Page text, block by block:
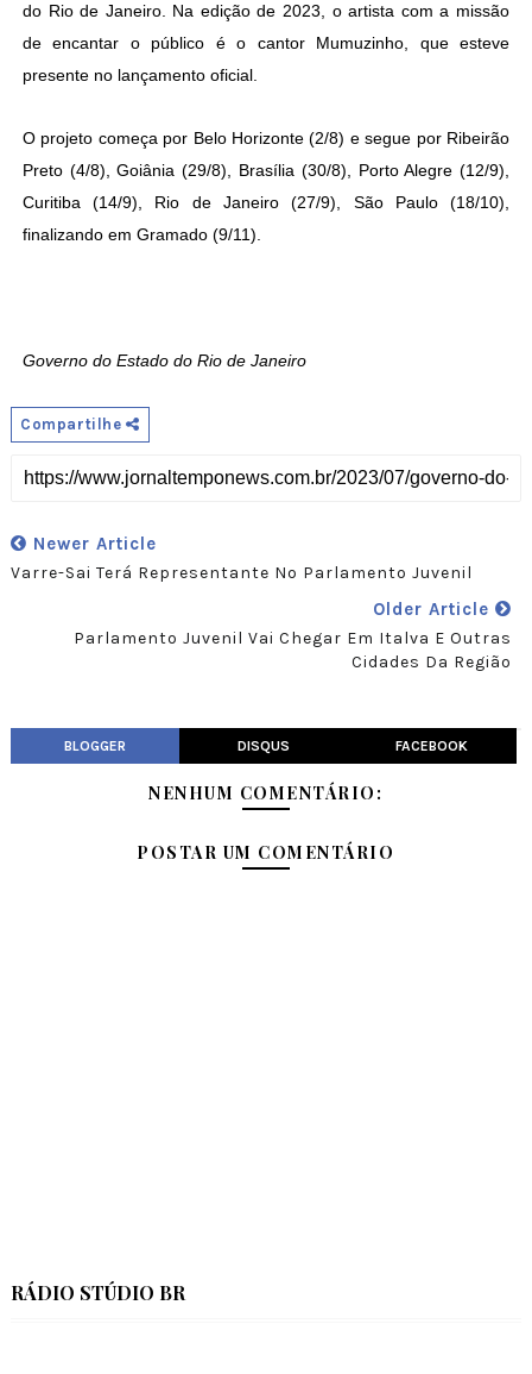
do Rio de Janeiro. Na edição de 2023, o artista com a missão
de encantar o público é o cantor Mumuzinho, que esteve
presente no lançamento oficial.
O projeto começa por Belo Horizonte (2/8) e segue por Ribeirão
Preto (4/8), Goiânia (29/8), Brasília (30/8), Porto Alegre (12/9),
Curitiba (14/9), Rio de Janeiro (27/9), São Paulo (18/10),
finalizando em Gramado (9/11).
Governo do Estado do Rio de Janeiro
Compartilhe
Newer Article
Varre-Sai Terá Representante No Parlamento Juvenil
Older Article
Parlamento Juvenil Vai Chegar Em Italva E Outras
Cidades Da Região
BLOGGER DISQUS FACEBOOK
NENHUM COMENTÁRIO:
POSTAR UM COMENTÁRIO
RÁDIO STÚDIO BR